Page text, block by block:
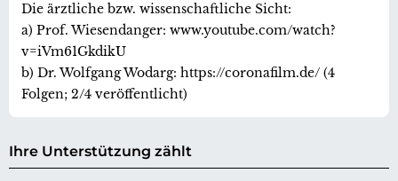
Die ärztliche bzw. wissenschaftliche Sicht:
a) Prof. Wiesendanger: www.youtube.com/watch?
v=iVm61GkdikU
b) Dr. Wolfgang Wodarg: https://coronafilm.de/ (4
Folgen; 2/4 veröffentlicht)
Ihre Unterstützung zählt